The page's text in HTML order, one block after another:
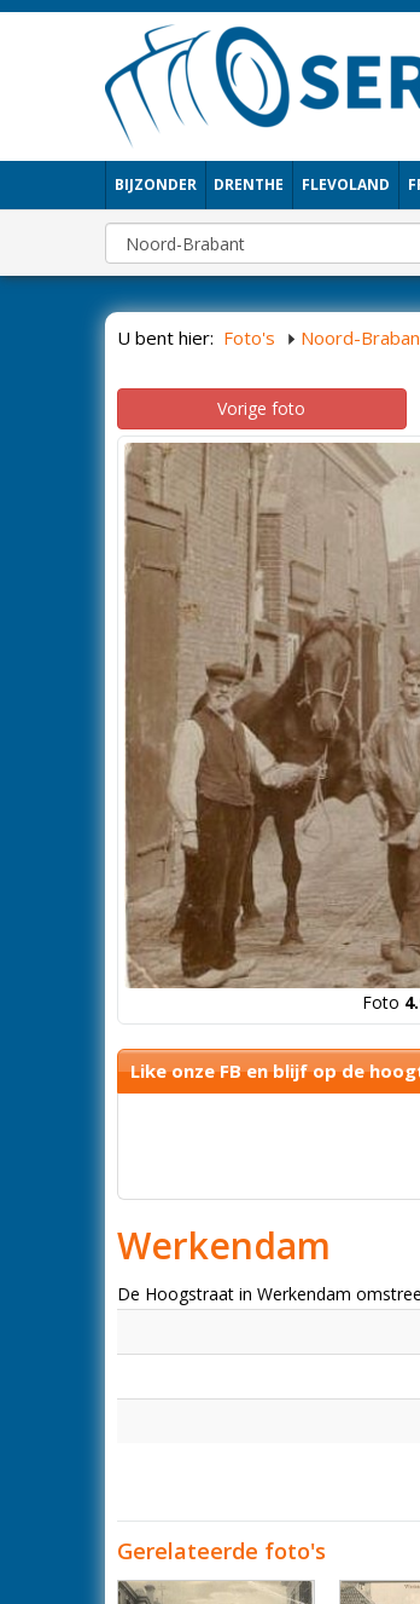
BIJZONDER DRENTHE FLEVOLAND
U bent hier: Foto's Noord-
Vorige foto
Foto
Like onze FB en blijf op de
Werkendam
De Hoogstraat in Werkendam
Gerelateerde foto's